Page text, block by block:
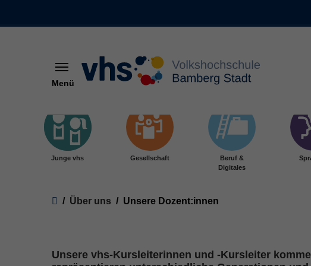
Menü
Junge vhs Gesellschaft
Beruf &
Digitales
You are here:
Über uns Unsere Dozent:innen
Unsere vhs-Kursleiterinnen und -Kursleiter